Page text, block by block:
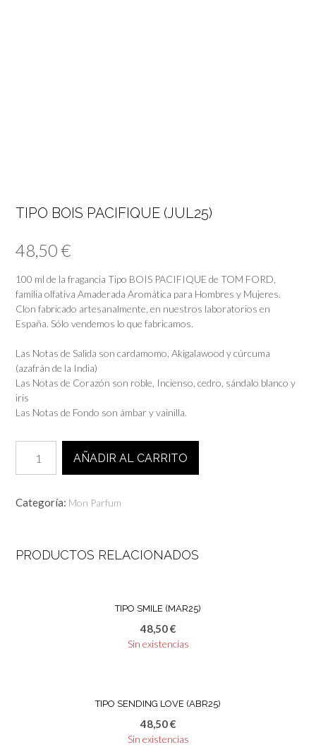
TIPO BOIS PACIFIQUE (JUL25)
48,50 €
100 ml de la fragancia Tipo BOIS PACIFIQUE de TOM FORD,
familia olfativa Amaderada Aromática para Hombres y Mujeres.
Clon fabricado artesanalmente, en nuestros laboratorios en
España. Sólo vendemos lo que fabricamos.
Las Notas de Salida son cardamomo, Akigalawood y cúrcuma
(azafrán de la India)
Las Notas de Corazón son roble, Incienso, cedro, sándalo blanco y
iris
Las Notas de Fondo son ámbar y vainilla.
BOIS
PACIFIQUE
cantidad
AÑADIR AL CARRITO
Categoría: Mon Parfum
PRODUCTOS RELACIONADOS
TIPO SMILE (MAR25)
48,50€
Sin existencias
TIPO SENDING LOVE (ABR25)
48,50€
Sin existencias